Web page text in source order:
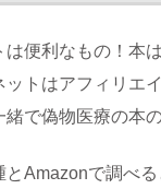
は便利なもの！本
ットはアフィリエ
緒で偽物医療の本
とAmazonで調べ